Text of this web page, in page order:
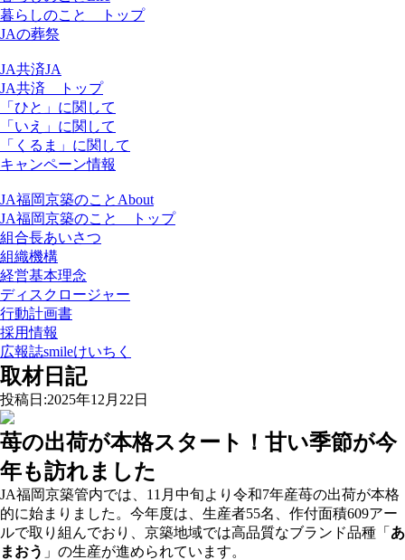
暮らしのこと トップ
JAの葬祭
JA共済JA
JA共済 トップ
「ひと」に関して
「いえ」に関して
「くるま」に関して
キャンペーン情報
JA福岡京築のこと About
JA福岡京築のこと トップ
組合長あいさつ
組織機構
経営基本理念
ディスクロージャー
行動計画書
採用情報
広報誌smileけいちく
取材日記
投稿日:2025年12月22日
苺の出荷が本格スタート！甘い季節が今
年も訪れました
JA福岡京築管内では、11月中旬より令和7年産苺の出荷が本格
的に始まりました。今年度は、生産者55名、作付面積609アー
ルで取り組んでおり、京築地域では高品質なブランド品種「 あ
まおう 」の生産が進められています。